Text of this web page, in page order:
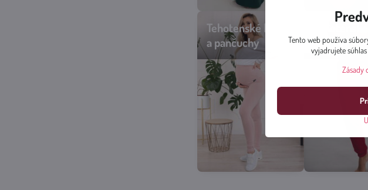
Tehotenské legíny
a pančuchy
Tehotenské
tepláky
Tento web používa
vyjadrujete
Zásady